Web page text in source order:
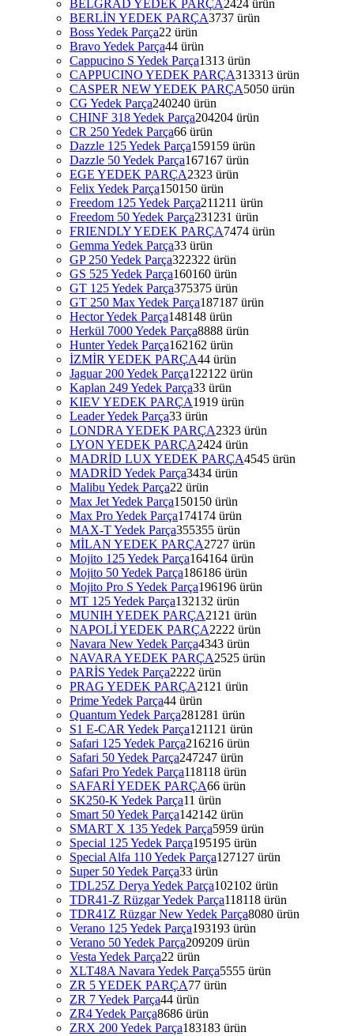
BELGRAD YEDEK PARÇA2424 ürün
BERLİN YEDEK PARÇA3737 ürün
Boss Yedek Parça22 ürün
Bravo Yedek Parça44 ürün
Cappucino S Yedek Parça1313 ürün
CAPPUCINO YEDEK PARÇA313313 ürün
CASPER NEW YEDEK PARÇA5050 ürün
CG Yedek Parça240240 ürün
CHINF 318 Yedek Parça204204 ürün
CR 250 Yedek Parça66 ürün
Dazzle 125 Yedek Parça159159 ürün
Dazzle 50 Yedek Parça167167 ürün
EGE YEDEK PARÇA2323 ürün
Felix Yedek Parça150150 ürün
Freedom 125 Yedek Parça211 211 ürün
Freedom 50 Yedek Parça231 231 ürün
FRIENDLY YEDEK PARÇA7474 ürün
Gemma Yedek Parça33 ürün
GP 250 Yedek Parça322322 ürün
GS 525 Yedek Parça160160 ürün
GT 125 Yedek Parça375375 ürün
GT 250 Max Yedek Parça187187 ürün
Hector Yedek Parça148148 ürün
Herkül 7000 Yedek Parça8888 ürün
Hunter Yedek Parça162162 ürün
İZMİR YEDEK PARÇA44 ürün
Jaguar 200 Yedek Parça122122 ürün
Kaplan 249 Yedek Parça33 ürün
KIEV YEDEK PARÇA1919 ürün
Leader Yedek Parça33 ürün
LONDRA YEDEK PARÇA2323 ürün
LYON YEDEK PARÇA2424 ürün
MADRİD LUX YEDEK PARÇA4545 ürün
MADRİD Yedek Parça3434 ürün
Malibu Yedek Parça22 ürün
Max Jet Yedek Parça150150 ürün
Max Pro Yedek Parça174174 ürün
MAX-T Yedek Parça355355 ürün
MİLAN YEDEK PARÇA2727 ürün
Mojito 125 Yedek Parça164164 ürün
Mojito 50 Yedek Parça186186 ürün
Mojito Pro S Yedek Parça196196 ürün
MT 125 Yedek Parça132132 ürün
MUNIH YEDEK PARÇA21 21 ürün
NAPOLİ YEDEK PARÇA2222 ürün
Navara New Yedek Parça4343 ürün
NAVARA YEDEK PARÇA2525 ürün
PARİS Yedek Parça2222 ürün
PRAG YEDEK PARÇA21 21 ürün
Prime Yedek Parça44 ürün
Quantum Yedek Parça281 281 ürün
S1 E-CAR Yedek Parça121121 ürün
Safari 125 Yedek Parça216216 ürün
Safari 50 Yedek Parça247247 ürün
Safari Pro Yedek Parça118118 ürün
SAFARİ YEDEK PARÇA66 ürün
SK250-K Yedek Parça11 ürün
Smart 50 Yedek Parça142142 ürün
SMART X 135 Yedek Parça5959 ürün
Special 125 Yedek Parça195195 ürün
Special Alfa 110 Yedek Parça127127 ürün
Super 50 Yedek Parça33 ürün
TDL25Z Derya Yedek Parça102102 ürün
TDR41-Z Rüzgar Yedek Parça118118 ürün
TDR41Z Rüzgar New Yedek Parça8080 ürün
Verano 125 Yedek Parça193193 ürün
Verano 50 Yedek Parça209209 ürün
Vesta Yedek Parça22 ürün
XLT48A Navara Yedek Parça5555 ürün
ZR 5 YEDEK PARÇA77 ürün
ZR 7 Yedek Parça44 ürün
ZR4 Yedek Parça8686 ürün
ZRX 200 Yedek Parça183183 ürün